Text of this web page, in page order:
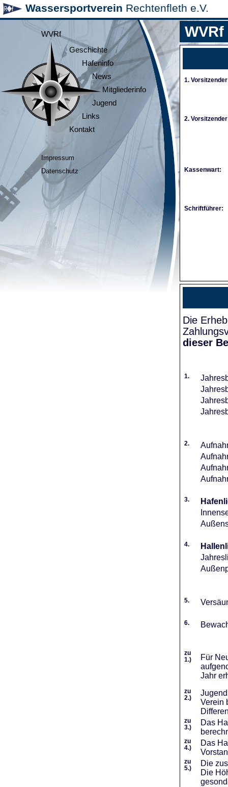
Wassersportverein Rechtenfleth e.V.
WVRf
Geschichte
Hafeninfo
News
Mitgliederinfo
Jugend
Links
Kontakt
Impressum
Datenschutz
WVRf
1.
2.
Kassenwart:
Schriftführer:
Die
dieser
1.
2.
3.
4.
5.
6.
zu
1.)
Für
Jahr
zu
2.)
Verein
zu
3.)
Das
zu
4.)
Das
zu
5.)
Die
Die